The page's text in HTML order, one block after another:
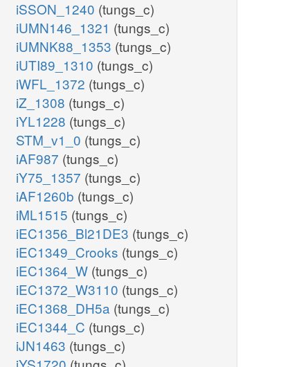
iSSON_1240 (tungs_c)
iUMN146_1321 (tungs_c)
iUMNK88_1353 (tungs_c)
iUTI89_1310 (tungs_c)
iWFL_1372 (tungs_c)
iZ_1308 (tungs_c)
iYL1228 (tungs_c)
STM_v1_0 (tungs_c)
iAF987 (tungs_c)
iY75_1357 (tungs_c)
iAF1260b (tungs_c)
iML1515 (tungs_c)
iEC1356_Bl21DE3 (tungs_c)
iEC1349_Crooks (tungs_c)
iEC1364_W (tungs_c)
iEC1372_W3110 (tungs_c)
iEC1368_DH5a (tungs_c)
iEC1344_C (tungs_c)
iJN1463 (tungs_c)